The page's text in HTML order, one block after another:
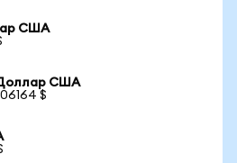
США
Доллар США
$